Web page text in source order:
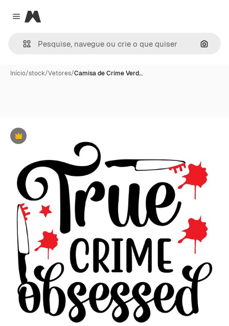
Close menu
Magnific
Início/stock/Vetores/Camisa de Crime Verd…
Premium